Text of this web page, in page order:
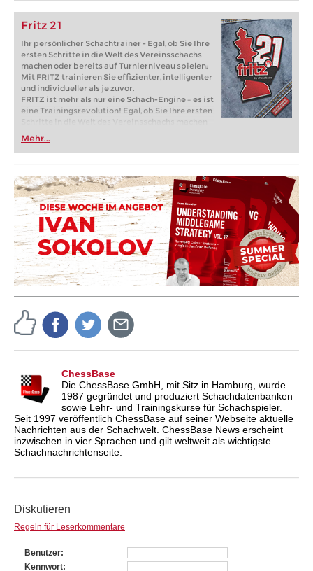
Fritz 21
Ihr persönlicher Schachtrainer - Egal, ob Sie Ihre
ersten Schritte in die Welt des Vereinsschachs
machen oder bereits auf Turnierniveau spielen:
Mit FRITZ trainieren Sie effizienter, intelligenter
und individueller als je zuvor.
FRITZ ist mehr als nur eine Schach-Engine – es ist
eine Trainingsrevolution! Egal, ob Sie Ihre ersten
Schritte in die Welt des Vereinsschachs machen
oder bereits auf Turnierniveau spielen: Mit
FRITZ trainieren Sie effizienter, intelligenter und
individueller als je zuvor.
Mehr...
ChessBase
Die ChessBase GmbH, mit Sitz in Hamburg, wurde
1987 gegründet und produziert Schachdatenbanken
sowie Lehr- und Trainingskurse für Schachspieler.
Seit 1997 veröffentlich ChessBase auf seiner Webseite aktuelle
Nachrichten aus der Schachwelt. ChessBase News erscheint
inzwischen in vier Sprachen und gilt weltweit als wichtigste
Schachnachrichtenseite.
Diskutieren
Regeln für Leserkommentare
Benutzer
Kennwort